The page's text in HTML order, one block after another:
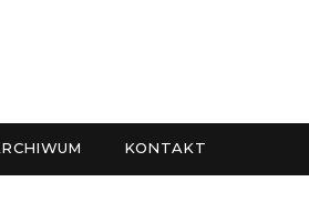
KONTAKT